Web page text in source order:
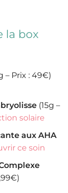
la box
– Prix : 49€)
(15g –
solaire
aux AHA
ce soin